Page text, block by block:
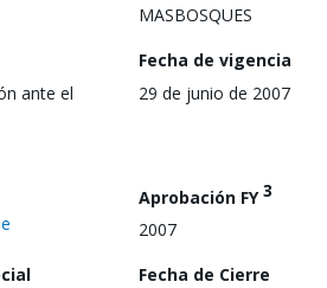
MASBOSQUES
ante el
Fecha de vigencia
29 de junio de 2007
Aprobación FY3
2007
Fecha de Cierre